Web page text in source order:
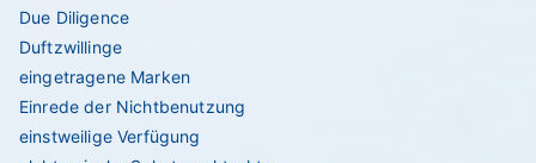
Due Diligence
Duftzwillinge
eingetragene Marken
Einrede der Nichtbenutzung
einstweilige Verfügung